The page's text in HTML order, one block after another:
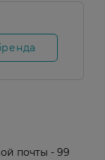
почты - 99